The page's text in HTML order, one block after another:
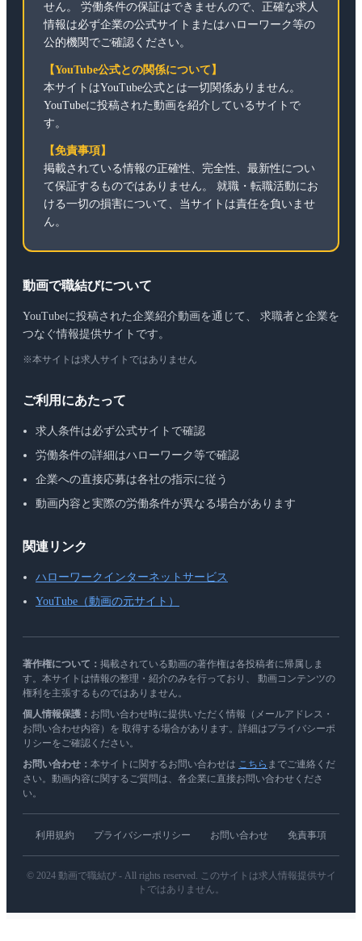
せん。 労働条件の保証はできませんので、正確な求人
情報は必ず企業の公式サイトまたはハローワーク等の
公的機関でご確認ください。
【YouTube公式との関係について】
本サイトはYouTube公式とは一切関係ありません。
YouTubeに投稿された動画を紹介しているサイトで
す。
【免責事項】
掲載されている情報の正確性、完全性、最新性につい
て保証するものではありません。 就職・転職活動にお
ける一切の損害について、当サイトは責任を負いませ
ん。
動画で職結びについて
YouTubeに投稿された企業紹介動画を通じて、 求職者と企業を
つなぐ情報提供サイトです。
※本サイトは求人サイトではありません
ご利用にあたって
求人条件は必ず公式サイトで確認
労働条件の詳細はハローワーク等で確認
企業への直接応募は各社の指示に従う
動画内容と実際の労働条件が異なる場合があります
関連リンク
ハローワークインターネットサービス
YouTube（動画の元サイト）
著作権について： 掲載されている動画の著作権は各投稿者に帰属しま
す。本サイトは情報の整理・紹介のみを行っており、 動画コンテンツの
権利を主張するものではありません。
個人情報保護： お問い合わせ時に提供いただく情報（メールアドレス・
お問い合わせ内容）を 取得する場合があります。詳細はプライバシーポ
リシーをご確認ください。
お問い合わせ： 本サイトに関するお問い合わせは こちら までご連絡くだ
さい。動画内容に関するご質問は、各企業に直接お問い合わせくださ
い。
利用規約 プライバシーポリシー お問い合わせ 免責事項
© 2024 動画で職結び - All rights reserved. このサイトは求人情報提供サイ
トではありません。